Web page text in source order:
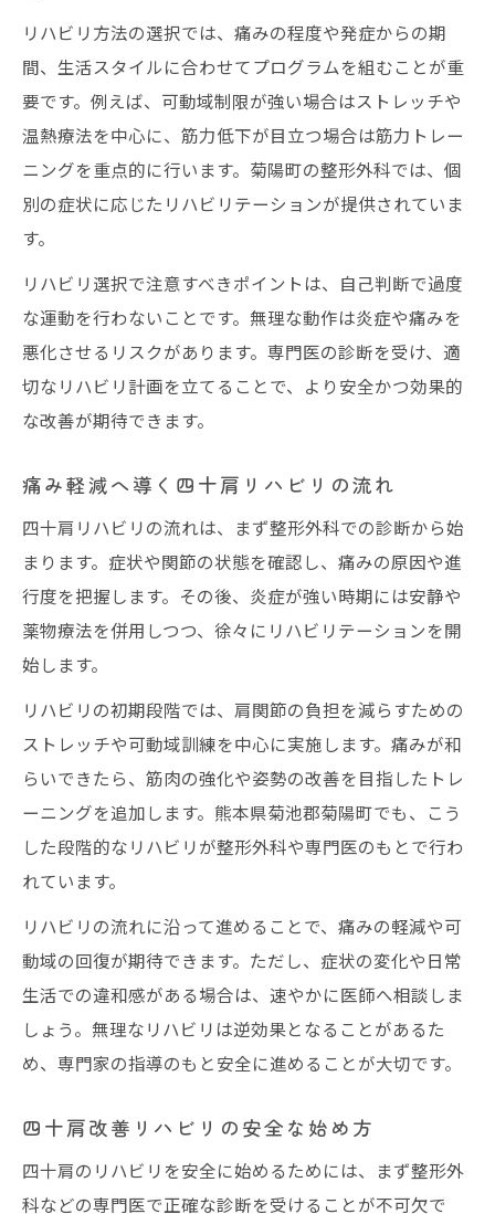
四十肩改善を支える地域のリハビリ体制
安心できる地域密着の四十肩ケア方法
四十肩症状改善に有効な地域サポート活用
リハビリ方法の選択では、痛みの程度や発症からの期
間、生活スタイルに合わせてプログラムを組むことが重
要です。例えば、可動域制限が強い場合はストレッチや
温熱療法を中心に、筋力低下が目立つ場合は筋力トレー
ニングを重点的に行います。菊陽町の整形外科では、個
別の症状に応じたリハビリテーションが提供されていま
す。
リハビリ選択で注意すべきポイントは、自己判断で過度
な運動を行わないことです。無理な動作は炎症や痛みを
悪化させるリスクがあります。専門医の診断を受け、適
切なリハビリ計画を立てることで、より安全かつ効果的
な改善が期待できます。
痛み軽減へ導く四十肩リハビリの流れ
四十肩リハビリの流れは、まず整形外科での診断から始
まります。症状や関節の状態を確認し、痛みの原因や進
行度を把握します。その後、炎症が強い時期には安静や
薬物療法を併用しつつ、徐々にリハビリテーションを開
始します。
リハビリの初期段階では、肩関節の負担を減らすための
ストレッチや可動域訓練を中心に実施します。痛みが和
らいできたら、筋肉の強化や姿勢の改善を目指したトレ
ーニングを追加します。熊本県菊池郡菊陽町でも、こう
した段階的なリハビリが整形外科や専門医のもとで行わ
れています。
リハビリの流れに沿って進めることで、痛みの軽減や可
動域の回復が期待できます。ただし、症状の変化や日常
生活での違和感がある場合は、速やかに医師へ相談しま
しょう。無理なリハビリは逆効果となることがあるた
め、専門家の指導のもと安全に進めることが大切です。
四十肩改善リハビリの安全な始め方
四十肩のリハビリを安全に始めるためには、まず整形外
科などの専門医で正確な診断を受けることが不可欠で